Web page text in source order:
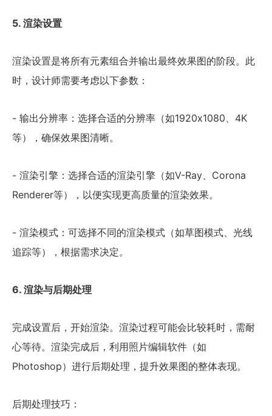
5. 渲染设置
渲染设置是将所有元素组合并输出最终效果图的阶段。此
时，设计师需要考虑以下参数：
- 输出分辨率：选择合适的分辨率（如1920x1080、4K
等），确保效果图清晰。
- 渲染引擎：选择合适的渲染引擎（如V-Ray、Corona
Renderer等），以便实现更高质量的渲染效果。
- 渲染模式：可选择不同的渲染模式（如草图模式、光线
追踪等），根据需求决定。
6. 渲染与后期处理
完成设置后，开始渲染。渲染过程可能会比较耗时，需耐
心等待。渲染完成后，利用照片编辑软件（如
Photoshop）进行后期处理，提升效果图的整体表现。
后期处理技巧：